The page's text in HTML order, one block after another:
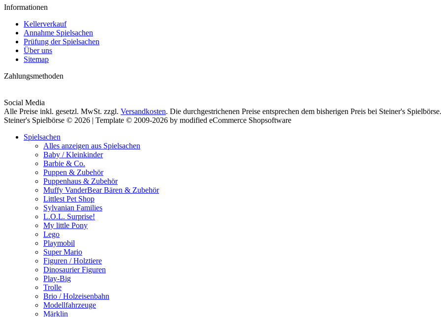
Informationen
Kellerverkauf
Annahme Spielsachen
Prüfung der Spielsachen
Über uns
Sitemap
Zahlungsmethoden
Social Media
Alle Preise inkl. gesetzl. MwSt. zzgl. Versandkosten. Die durchgestrichenen Preise entsprechen dem bisherigen Preis bei Steiner's Spielbörse.
Steiner's Spielbörse © 2026 | Template © 2009-2026 by modified eCommerce Shopsoftware
Spielsachen
Alles anzeigen aus Spielsachen
Baby / Kleinkinder
Barbie & Co.
Puppen & Zubehör
Puppenhaus & Zubehör
Muffy VanderBear Bären & Zubehör
Littlest Pet Shop
Sylvanian Families
L.O.L. Surprise!
My little Pony
Lego
Playmobil
Super Mario
Figuren / Holztiere
Dinosaurier Figuren
Play-Big
Trolle
Brio / Holzeisenbahn
Modellfahrzeuge
Märklin